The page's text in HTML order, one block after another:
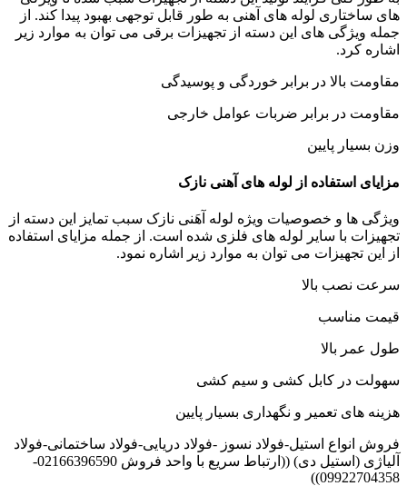
های ساختاری لوله های آهنی به طور قابل توجهی بهبود پیدا کند. از
جمله ویژگی های این دسته از تجهیزات برقی می توان به موارد زیر
اشاره کرد.
مقاومت بالا در برابر خوردگی و پوسیدگی
مقاومت در برابر ضربات عوامل خارجی
وزن بسیار پایین
مزایای استفاده از لوله های آهنی نازک
ویژگی ها و خصوصیات ویژه لوله آهَنی نازک سبب تمایز این دسته از
تجهیزات با سایر لوله های فلزی شده است. از جمله مزایای استفاده
از این تجهیزات می توان به موارد زیر اشاره نمود.
سرعت نصب بالا
قیمت مناسب
طول عمر بالا
سهولت در کابل کشی و سیم کشی
هزینه های تعمیر و نگهداری بسیار پایین
فروش انواع استیل-فولاد نسوز -فولاد دریایی-فولاد ساختمانی-فولاد
آلیاژی (استیل دی) ((ارتباط سریع با واحد فروش 02166396590-
09922704358))